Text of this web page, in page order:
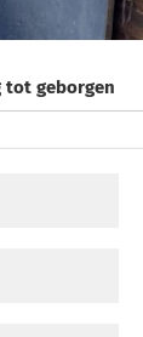
tot geborgen